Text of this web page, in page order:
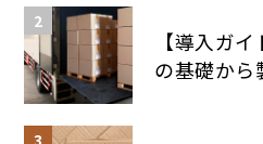
【導入ガ
の基礎から